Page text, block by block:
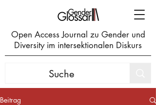
Open Access Journal zu Gender und
Diversity im intersektionalen Diskurs
Beitrag